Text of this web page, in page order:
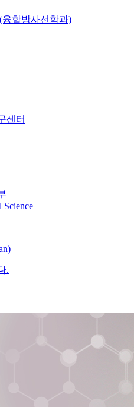
합방사선학과)
센터
Science
.